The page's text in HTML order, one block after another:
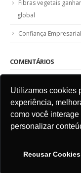
Utilizamos cookies
experiência,
como você
personalizar
Recusar Cookies
Fibras vegetais
global
Confiança
COMENTÁRIOS
SINDITÊXTIL SP -
São Paulo Rua Marquês